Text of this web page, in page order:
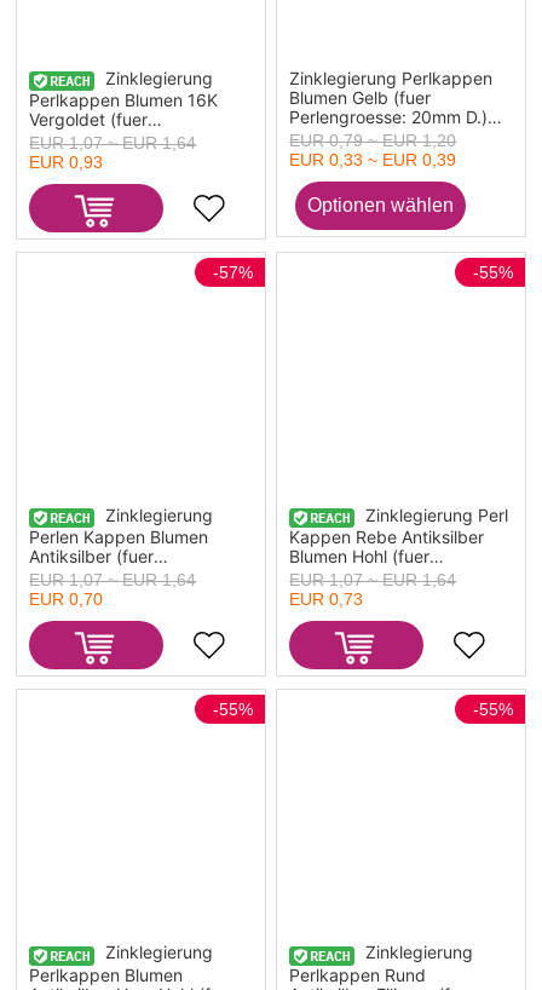
Zinklegierung
Perlkappen Blumen 16K
Vergoldet (fuer
Perlengroesse: 6mm D.)
6mm x 6mm, 10 Stueck
EUR 1,07 ~ EUR 1,64
EUR 0,93
Zinklegierung Perlkappen
Blumen Gelb (fuer
Perlengroesse: 20mm D.)
20mm x 17mm, 2 Stueck
EUR 0,79 ~ EUR 1,20
EUR 0,33 ~ EUR 0,39
Zinklegierung
Perlen Kappen Blumen
Antiksilber (fuer
Perlengroesse: 18mm D.)
18mm x 18mm, 10 Stueck
-57%
EUR 1,07 ~ EUR 1,64
EUR 0,70
Zinklegierung Perl
Kappen Rebe Antiksilber
Blumen Hohl (fuer
Perlengroesse: 18mm D.)
18mm x 16mm, 10 Stueck
-55%
EUR 1,07 ~ EUR 1,64
EUR 0,73
Zinklegierung
Perlkappen Blumen
-55%
Zinklegierung
Perlkappen Rund
-55%